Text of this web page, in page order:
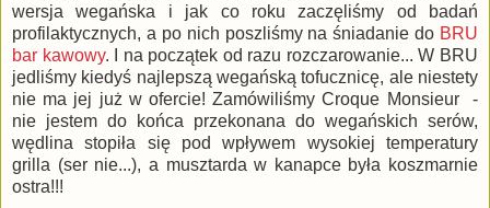
wersja wegańska i jak co roku zaczęliśmy od badań
profilaktycznych, a po nich poszliśmy na śniadanie do BRU
bar kawowy. I na początek od razu rozczarowanie... W BRU
jedliśmy kiedyś najlepszą wegańską tofucznicę, ale niestety
nie ma jej już w ofercie! Zamówiliśmy Croque Monsieur -
nie jestem do końca przekonana do wegańskich serów,
wędlina stopiła się pod wpływem wysokiej temperatury
grilla (ser nie...), a musztarda w kanapce była koszmarnie
ostra!!!